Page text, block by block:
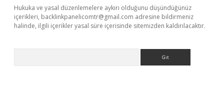
Hukuka ve yasal düzenlemelere aykırı olduğunu düşündüğünüz
içerikleri, backlinkpanelicomtr@gmail.com adresine bildirmeniz
halinde, ilgili içerikler yasal süre içerisinde sitemizden kaldırılacaktır.